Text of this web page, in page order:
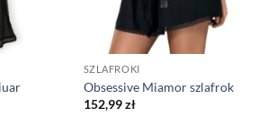
SZLAFROKI
Obsessive Miamor szlafrok
152,99zł